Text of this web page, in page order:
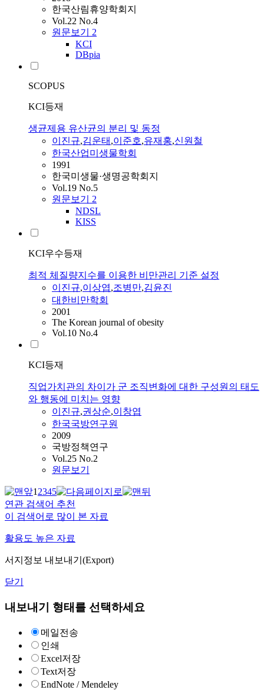
한국산림휴양학회지
Vol.22 No.4
원문보기 2
KCI
DBpia
SCOPUS
KCI등재
생균제용 유산균의 분리 및 동정
이진규,김운태 ,이준호,유재홍,신원철
한국산업미생물학회
1991
한국미생물·생명공학회지
Vol.19 No.5
원문보기 2
NDSL
KISS
KCI우수등재
최적 체질량지수를 이용한 비만관리 기준 설정
이진규,이상엽,조병만,김윤진
대한비만학회
2001
The Korean journal of obesity
Vol.10 No.4
KCI등재
직업가치관의 차이가 군 조직변화에 대한 구성원의 태도
와 행동에 미치는 영향
이진규,권상순,이창엽
한국국방연구원
2009
국방정책연구
Vol.25 No.2
원문보기
12345
연관 검색어 추천
이 검색어로 많이 본 자료
활용도 높은 자료
서지정보 내보내기(Export)
닫기
내보내기 형태를 선택하세요
메일전송
인쇄
Excel저장
Text저장
EndNote / Mendeley